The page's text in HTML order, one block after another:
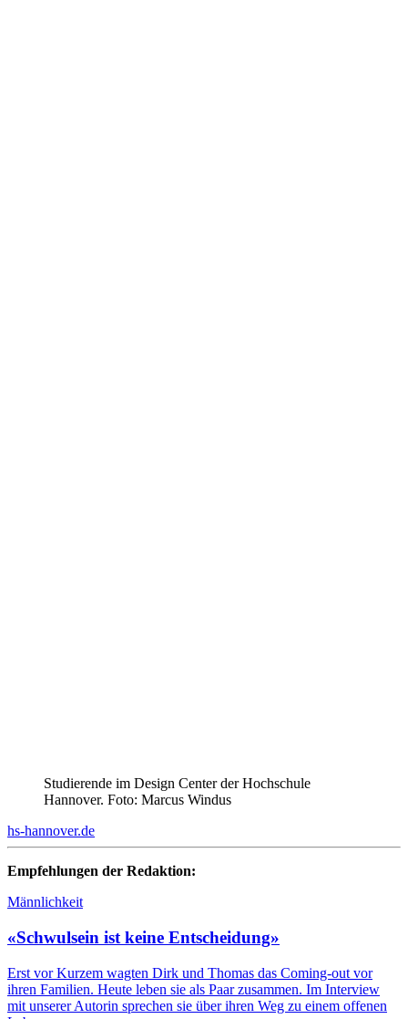
Studierende im Design Center der Hochschule
Hannover. Foto: Marcus Windus
hs-hannover.de
Empfehlungen der Redaktion:
Männlichkeit
«Schwulsein ist keine Entscheidung»
Erst vor Kurzem wagten Dirk und Thomas das Coming-out vor
ihren Familien. Heute leben sie als Paar zusammen. Im Interview
mit unserer Autorin sprechen sie über ihren Weg zu einem offenen